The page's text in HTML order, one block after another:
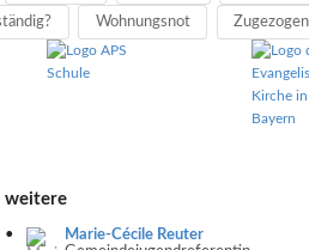
Wohnungsnot Zugezogen
weitere
Marie-Cécile Reuter